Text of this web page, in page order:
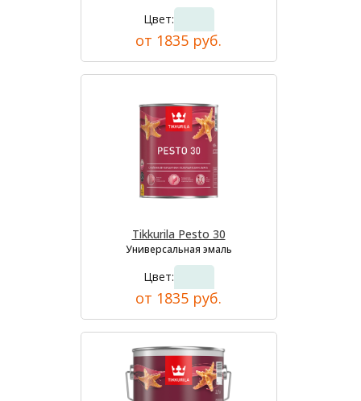
Цвет:
от 1835 руб.
Tikkurila Pesto 30
Универсальная эмаль
Цвет:
от 1835 руб.